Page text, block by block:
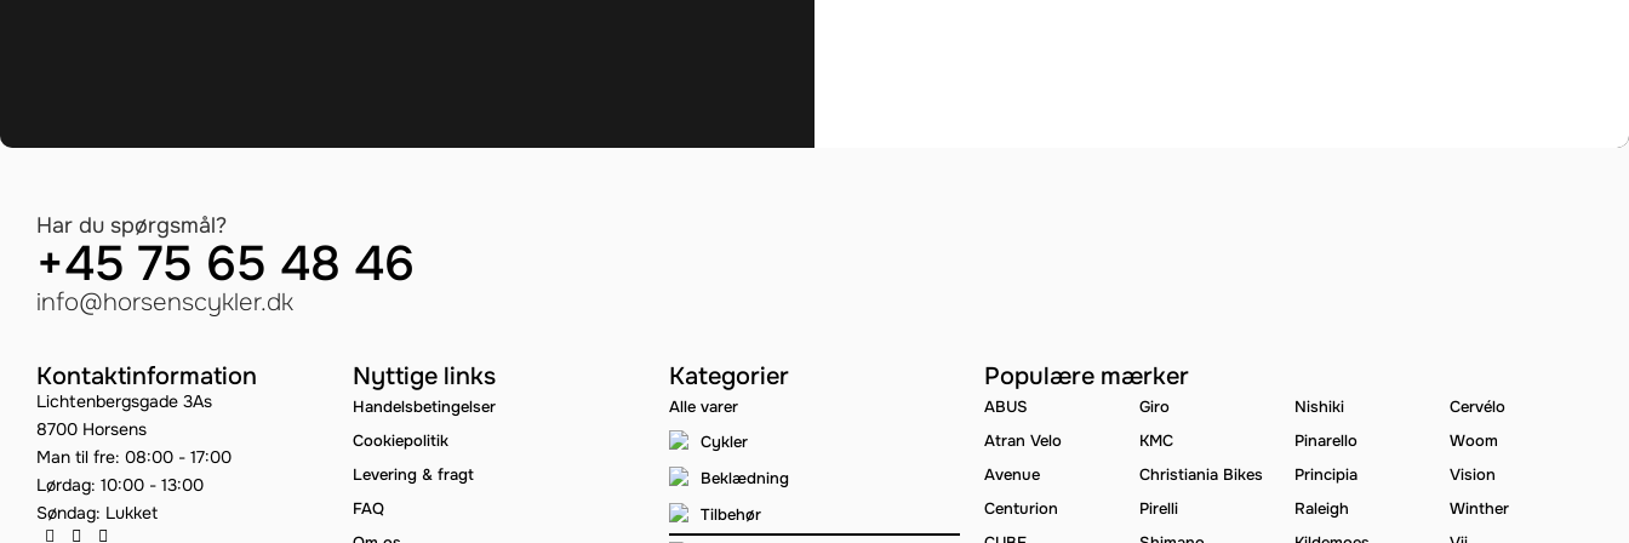
Har du spørgsmål?
+45 75 65 48 46
info@horsenscykler.dk
Kontaktinformation
Lichtenbergsgade 3As
8700 Horsens
Man til fre: 08:00 - 17:00
Lørdag: 10:00 - 13:00
Søndag: Lukket
Nyttige links
Handelsbetingelser
Cookiepolitik
Levering & fragt
FAQ
Kategorier
Alle varer
Cykler
Beklædning
Tilbehør
Populære mærker
ABUS
Atran Velo
Avenue
Centurion
Giro
KMC
Christiania Bikes
Pirelli
Nishiki
Pinarello
Principia
Raleigh
Cervélo
Woom
Vision
Winther